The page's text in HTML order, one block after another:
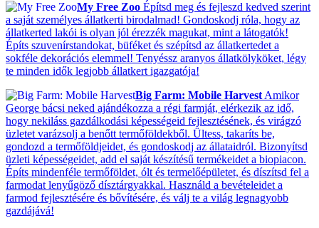
My Free Zoo Építsd meg és fejleszd kedved szerint
a saját személyes állatkerti birodalmad! Gondoskodj róla, hogy az
állatkerted lakói is olyan jól érezzék magukat, mint a látogatók!
Építs szuvenírstandokat, büféket és szépítsd az állatkertedet a
sokféle dekorációs elemmel! Tenyéssz aranyos állatkölyköket, légy
te minden idők legjobb állatkert igazgatója!
Big Farm: Mobile Harvest Amikor
George bácsi neked ajándékozza a régi farmját, elérkezik az idő,
hogy nekiláss gazdálkodási képességeid fejlesztésének, és virágzó
üzletet varázsolj a benőtt termőföldekből. Ültess, takaríts be,
gondozd a termőföldjeidet, és gondoskodj az állataidról. Bizonyítsd
üzleti képességeidet, add el saját készítésű termékeidet a biopiacon.
Építs mindenféle termőföldet, ólt és termelőépületet, és díszítsd fel a
farmodat lenyűgöző dísztárgyakkal. Használd a bevételeidet a
farmod fejlesztésére és bővítésére, és válj te a világ legnagyobb
gazdájává!